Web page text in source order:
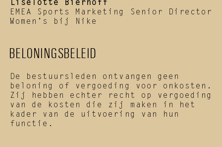
Liselotte Bierhoff
EMEA Sports Marketing Senior Director
Women’s bij Nike
BELONINGSBELEID
De bestuursleden ontvangen geen
beloning of vergoeding voor onkosten.
Zij hebben echter recht op vergoeding
van de kosten die zij maken in het
kader van de uitvoering van hun
functie.